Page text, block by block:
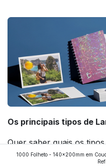
Os principais tipos de
Quer saber quais os
aplicados nos
1000 Folheto - 140x200mm em